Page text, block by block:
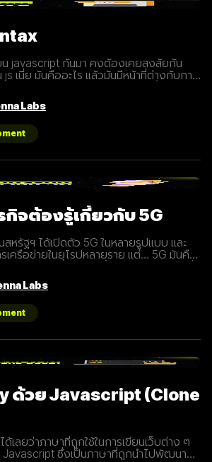
น javascript กันมา คงต้องเคยสงสัยกัน
เนี่ย มันคืออะไร แล้วมันมีหน้าที่ต่างกับการ
อนกับ blueprint หรือแบบพิมพ์เขียว ที่
นสิ่งของ( object ) ตาม blueprint หรือแบบ
ได้ โดยภายใน class
Labs
กิจต้องรู้เกี่ยวกับ 5G
สหรัฐฯ ได้เปิดตัว 5G ในหลายรูปแบบ และ
เครือข่ายในยุโรปหลายราย แต่… 5G มันคือ
เพราะเราปฏิเสธไม่ได้เลยว่ามันกำลังจะ
วางขึ้น 1. 5G หรือ Fifth-Generation คือ
ครือข่ายไร้สายที่จะมาแทนที่ระบบ 4G ที่เราใช้
ด้ถูกจำกัดแค่มือถือเท่านั้น แต่รวมถึง
ต่ออินเตอร์เน็ตได้ 2. 5G คือการพัฒนา 3
การเชื่อมต่ออุปกรณ์ไร้สายต่างๆ ขยาย
ในระยะเวลาที่น้อยลง ความสามารถในการ
Labs
ด้วย Javascript (Clone
เลยว่าภาษาที่ถูกใช้ในการเขียนเว็บต่าง ๆ
ซึ่งเป็นภาษาที่ถูกนำไปพัฒนา